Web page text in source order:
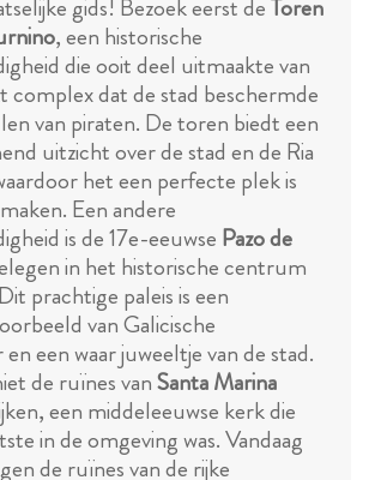
gids! Bezoek eerst deToren
, een historische
die ooit deel uitmaakte van
complex dat de stad beschermde
van piraten. De toren biedt een
uitzicht over de stad en de Ria
het een perfecte plek is
Een andere
is de 17e-eeuwse Pazo de
in het historische centrum
prachtige paleis is een
van Galicische
een waar juweeltje van de stad.
de ruïnes vanSanta Marina
een middeleeuwse kerk die
in de omgeving was. Vandaag
de ruïnes van de rijke